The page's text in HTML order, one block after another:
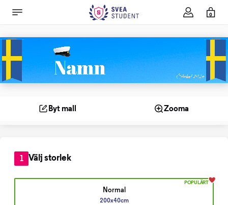
0
Byt mall Zooma
1 Välj storlek
POPULÄRT
Normal
200x40cm